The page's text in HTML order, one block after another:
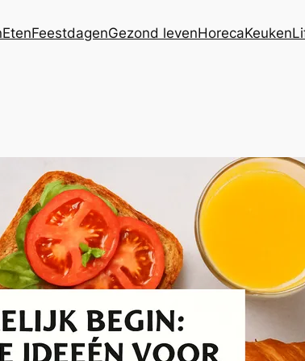
EtenFeestdagenGezond levenHorecaKeuken